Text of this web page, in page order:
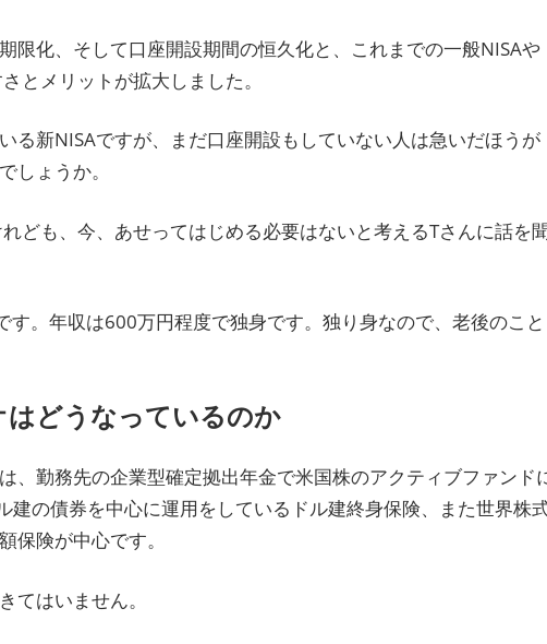
限化、そして口座開設期間の恒久化と、これまでの一般NISAや
とメリットが拡大しました。
る新NISAですが、まだ口座開設もしていない人は急いだほうが
しょうか。
ども、今、あせってはじめる必要はないと考えるTさんに話を
。年収は600万円程度で独身です。独り身なので、老後のこと
どうなっているのか
、勤務先の企業型確定拠出年金で米国株のアクティブファンド
の債券を中心に運用をしているドル建終身保険、また世界株
保険が中心です。
てはいません。